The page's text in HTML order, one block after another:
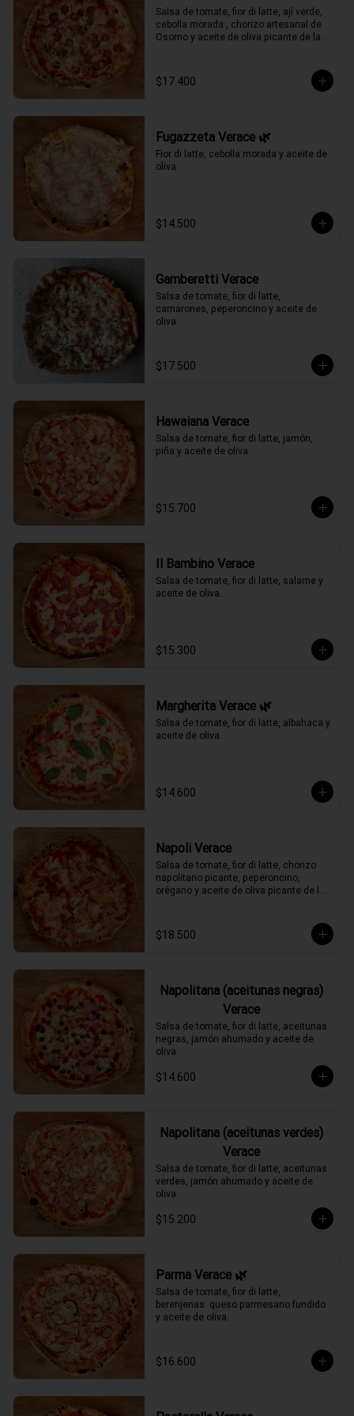
Salsa de tomate, fior di latte, ají verde,
cebolla morada , chorizo artesanal de
Osorno y aceite de oliva picante de la
$17.400
Fugazzeta Verace 🌿
Fior di latte, cebolla morada y aceite de
oliva.
$14.500
Gamberetti Verace
Salsa de tomate, fior di latte,
camarones, peperoncino y aceite de
oliva.
$17.500
Hawaiana Verace
Salsa de tomate, fior di latte, jamón,
piña y aceite de oliva.
$15.700
Il Bambino Verace
Salsa de tomate, fior di latte, salame y
aceite de oliva.
$15.300
Margherita Verace 🌿
Salsa de tomate, fior di latte, albahaca y
aceite de oliva.
$14.600
Napoli Verace
Salsa de tomate, fior di latte, chorizo
napolitano picante, peperoncino,
orégano y aceite de oliva picante de la
$18.500
Napolitana (aceitunas negras)
Verace
Salsa de tomate, fior di latte, aceitunas
negras, jamón ahumado y aceite de
oliva.
$14.600
Napolitana (aceitunas verdes)
Verace
Salsa de tomate, fior di latte, aceitunas
verdes, jamón ahumado y aceite de
oliva.
$15.200
Parma Verace 🌿
Salsa de tomate, fior di latte,
berenjenas  queso parmesano fundido
y aceite de oliva.
$16.600